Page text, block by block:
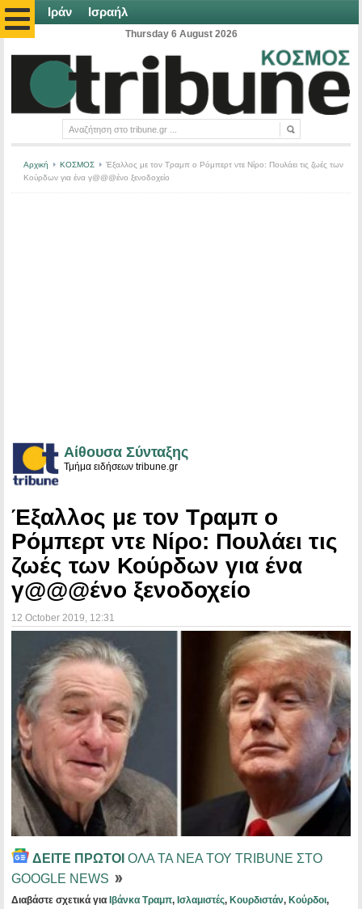
Ιράν Ισραήλ
Thursday 6 August 2026
Αρχική ΚΟΣΜΟΣ
Έξαλλος με τον Τραμπ ο Ρόμπερτ ντε Νίρο: Πουλάει τις ζωές των
Κούρδων για ένα γ@@@ένο ξενοδοχείο
Αίθουσα Σύνταξης
Τμήμα ειδήσεων tribune.gr
Έξαλλος με τον Τραμπ ο
Ρόμπερτ ντε Νίρο: Πουλάει τις
ζωές των Κούρδων για ένα
γ@@@ένο ξενοδοχείο
12 October 2019 , 12:31
ΔΕΙΤΕ ΠΡΩΤΟΙ ΟΛΑ ΤΑ ΝΕΑ ΤΟΥ TRIBUNE ΣΤΟ
GOOGLE NEWS
Διαβάστε σχετικά για Ιβάνκα Τραμπ, Ισλαμιστές, Κουρδιστάν, Κούρδοι,